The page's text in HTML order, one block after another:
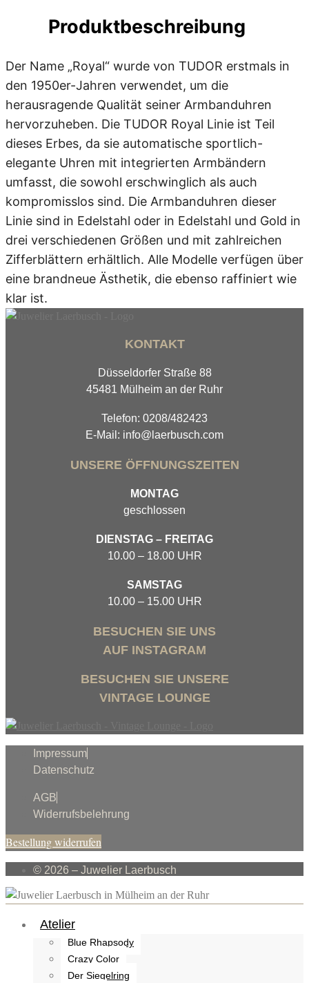
Produktbeschreibung
Der Name „Royal“ wurde von TUDOR erstmals in
den 1950er-Jahren verwendet, um die
herausragende Qualität seiner Armbanduhren
hervorzuheben. Die TUDOR Royal Linie ist Teil
dieses Erbes, da sie automatische sportlich-
elegante Uhren mit integrierten Armbändern
umfasst, die sowohl erschwinglich als auch
kompromisslos sind. Die Armbanduhren dieser
Linie sind in Edelstahl oder in Edelstahl und Gold in
drei verschiedenen Größen und mit zahlreichen
Zifferblättern erhältlich. Alle Modelle verfügen über
eine brandneue Ästhetik, die ebenso raffiniert wie
klar ist.
KONTAKT
Düsseldorfer Straße 88
45481 Mülheim an der Ruhr
Telefon: 0208/482423
E-Mail: info@laerbusch.com
UNSERE ÖFFNUNGSZEITEN
MONTAG
geschlossen
DIENSTAG – FREITAG
10.00 – 18.00 UHR
SAMSTAG
10.00 – 15.00 UHR
BESUCHEN SIE UNS
AUF INSTAGRAM
BESUCHEN SIE UNSERE
VINTAGE LOUNGE
Impressum
Datenschutz
AGB
Widerrufsbelehrung
Bestellung widerrufen
© 2026 – Juwelier Laerbusch
Atelier
Blue Rhapsody
Crazy Color
Der Siegelring